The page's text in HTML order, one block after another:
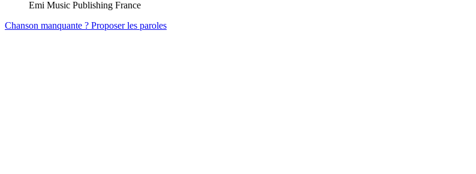
Emi Music Publishing France
Chanson manquante ? Proposer les paroles